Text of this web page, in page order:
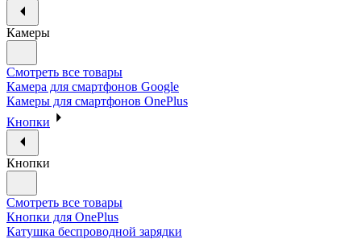
Камеры
Смотреть все товары
Камера для смартфонов Google
Камеры для смартфонов OnePlus
Кнопки
Кнопки
Смотреть все товары
Кнопки для OnePlus
Катушка беспроводной зарядки